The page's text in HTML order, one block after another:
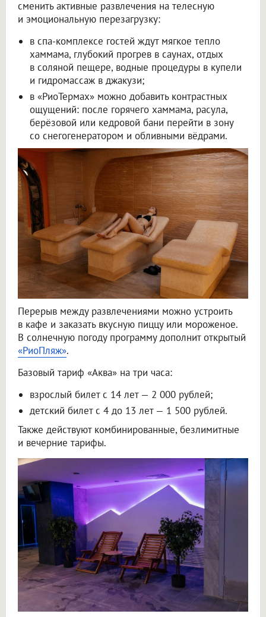
сменить активные развлечения на телесную
и эмоциональную перезагрузку:
в спа-комплексе гостей ждут мягкое тепло
хаммама, глубокий прогрев в саунах, отдых
в соляной пещере, водные процедуры в купели
и гидромассаж в джакузи;
в «РиоТермах» можно добавить контрастных
ощущений: после горячего хаммама, расула,
берёзовой или кедровой бани перейти в зону
со снегогенератором и обливными вёдрами.
Перерыв между развлечениями можно устроить
в кафе и заказать вкусную пиццу или мороженое.
В солнечную погоду программу дополнит открытый
«РиоПляж».
Базовый тариф «Аква» на три часа:
взрослый билет с 14 лет — 2 000 рублей;
детский билет с 4 до 13 лет — 1 500 рублей.
Также действуют комбинированные, безлимитные
и вечерние тарифы.